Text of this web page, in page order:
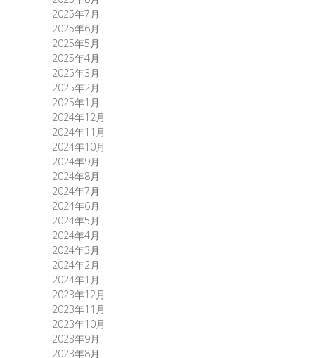
2025年7月
2025年6月
2025年5月
2025年4月
2025年3月
2025年2月
2025年1月
2024年12月
2024年11月
2024年10月
2024年9月
2024年8月
2024年7月
2024年6月
2024年5月
2024年4月
2024年3月
2024年2月
2024年1月
2023年12月
2023年11月
2023年10月
2023年9月
2023年8月